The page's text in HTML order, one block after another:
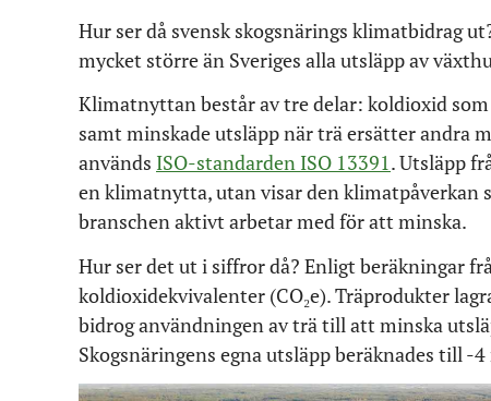
Hur ser då svensk skogsnärings klimatbidrag
mycket större än Sveriges alla utsläpp av
Klimatnyttan består av tre delar: koldioxid
samt minskade utsläpp när trä ersätter andra
används ISO-standarden ISO 13391. Utsläpp
en klimatnytta, utan visar den klimatpåverkan
branschen aktivt arbetar med för att minska.
Hur ser det ut i siffror då? Enligt beräkningar
koldioxidekvivalenter (CO₂e). Träprodukter
bidrog användningen av trä till att minska
Skogsnäringens egna utsläpp beräknades till -